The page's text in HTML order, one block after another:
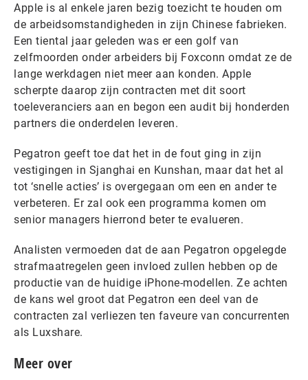
Apple is al enkele jaren bezig toezicht te houden om
de arbeidsomstandigheden in zijn Chinese fabrieken.
Een tiental jaar geleden was er een golf van
zelfmoorden onder arbeiders bij Foxconn omdat ze de
lange werkdagen niet meer aan konden. Apple
scherpte daarop zijn contracten met dit soort
toeleveranciers aan en begon een audit bij honderden
partners die onderdelen leveren.
Pegatron geeft toe dat het in de fout ging in zijn
vestigingen in Sjanghai en Kunshan, maar dat het al
tot ‘snelle acties’ is overgegaan om een en ander te
verbeteren. Er zal ook een programma komen om
senior managers hierrond beter te evalueren.
Analisten vermoeden dat de aan Pegatron opgelegde
strafmaatregelen geen invloed zullen hebben op de
productie van de huidige iPhone-modellen. Ze achten
de kans wel groot dat Pegatron een deel van de
contracten zal verliezen ten faveure van concurrenten
als Luxshare.
Meer over